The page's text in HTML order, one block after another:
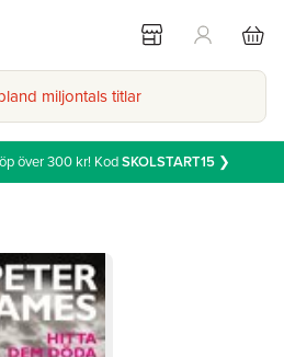
miljontals titlar
över 300 kr! KodSKOLSTART15❯